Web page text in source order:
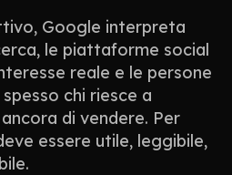
Google interpreta
le piattaforme social
reale e le persone
chi riesce a
di vendere. Per
essere utile, leggibile,